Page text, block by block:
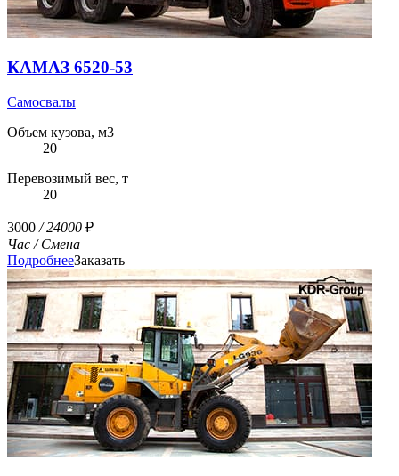
КАМАЗ 6520-53
Самосвалы
Объем кузова, м3
20
Перевозимый вес, т
20
3000 / 24000 ₽
Час / Смена
ПодробнееЗаказать